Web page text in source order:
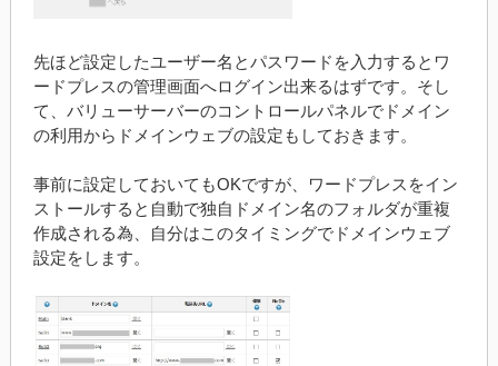
先ほど設定したユーザー名とパスワードを入力するとワ
ードプレスの管理画面へログイン出来るはずです。そし
て、バリューサーバーのコントロールパネルでドメイン
の利用からドメインウェブの設定もしておきます。
事前に設定しておいてもOKですが、ワードプレスをイン
ストールすると自動で独自ドメイン名のフォルダが重複
作成される為、自分はこのタイミングでドメインウェブ
設定をします。